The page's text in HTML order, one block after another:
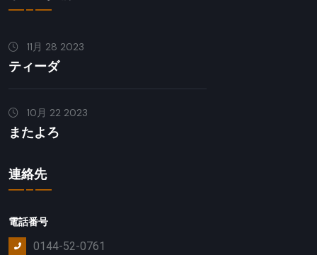
11月 28 2023
ティーダ
10月 22 2023
またよろ
連絡先
電話番号
0144-52-0761